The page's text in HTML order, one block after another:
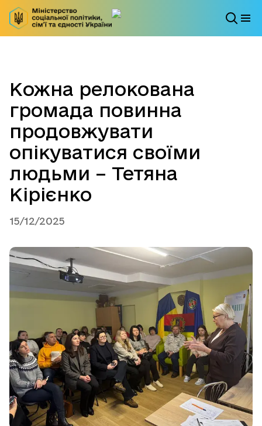
Кожна релокована
громада повинна
продовжувати
опікуватися своїми
людьми – Тетяна
Кірієнко
15/12/2025